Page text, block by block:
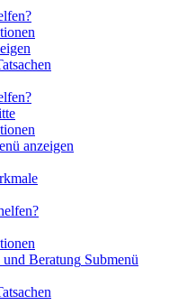
anzeigen
Beratung Submenü